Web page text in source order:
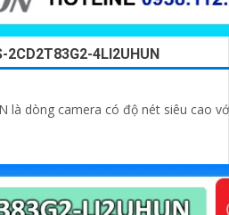
2CD2T83G2-4LI2UHUN
là dòng camera có độ nét siêu cao